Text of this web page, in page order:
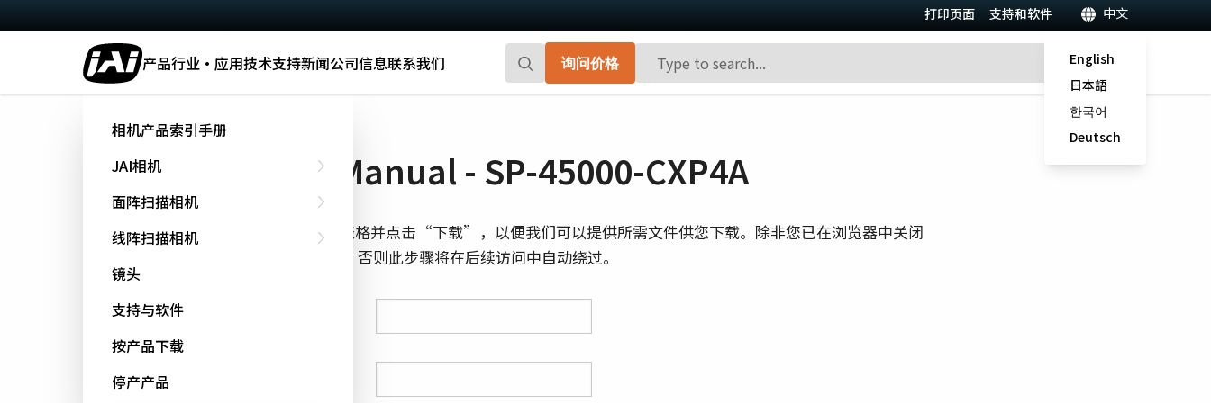
打印页面 支持和软件 中文
English
日本語
한국어
Deutsch
产品行业·应用技术支持新闻公司信息联系我们 询问价格
相机产品索引手册
JAI相机
面阵扫描相机
线阵扫描相机
镜头
支持与软件
按产品下载
停产产品
系统的CMOS区域扫描相机。
高帧率和前沿的传感器技术。
Spark系列
先进的面阵扫描相机，能够提供高分辨
率、高帧率和高图像质量。
Fusion系列
多传感器多光谱面阵扫描相机，具备适用
于专业成像应用的独特功能。
可订制搭载有两个或三个传感器的多光谱
3-CMOS棱镜式RGB面阵扫描相机，能够比
下载 Manual - SP-45000-CXP4A
填写下面的表格并点击“下载”，以便我们可以提供所需文件供您下载。除非您已在浏览器中关闭
cookie跟踪，否则此步骤将在后续访问中自动绕过。